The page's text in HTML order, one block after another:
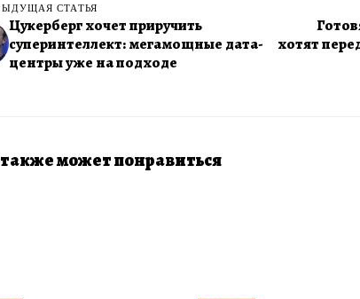
СТАТЬЯ
Цукерберг хочет приручить
суперинтеллект: мегамощные дата-
центры уже на подходе
хотят
может понравиться